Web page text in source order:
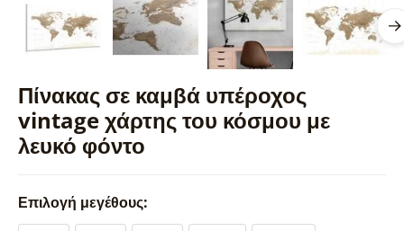
Πίνακας σε καμβά υπέροχος
vintage χάρτης του κόσμου με
λευκό φόντο
Επιλογή μεγέθους: